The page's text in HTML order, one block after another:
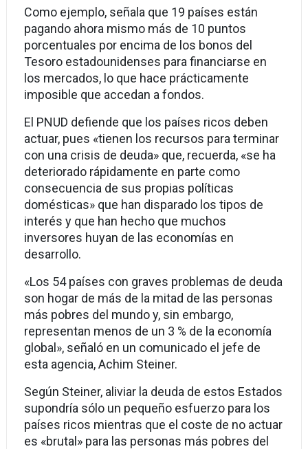
Como ejemplo, señala que 19 países están
pagando ahora mismo más de 10 puntos
porcentuales por encima de los bonos del
Tesoro estadounidenses para financiarse en
los mercados, lo que hace prácticamente
imposible que accedan a fondos.
El PNUD defiende que los países ricos deben
actuar, pues «tienen los recursos para terminar
con una crisis de deuda» que, recuerda, «se ha
deteriorado rápidamente en parte como
consecuencia de sus propias políticas
domésticas» que han disparado los tipos de
interés y que han hecho que muchos
inversores huyan de las economías en
desarrollo.
«Los 54 países con graves problemas de deuda
son hogar de más de la mitad de las personas
más pobres del mundo y, sin embargo,
representan menos de un 3 % de la economía
global», señaló en un comunicado el jefe de
esta agencia, Achim Steiner.
Según Steiner, aliviar la deuda de estos Estados
supondría sólo un pequeño esfuerzo para los
países ricos mientras que el coste de no actuar
es «brutal» para las personas más pobres del